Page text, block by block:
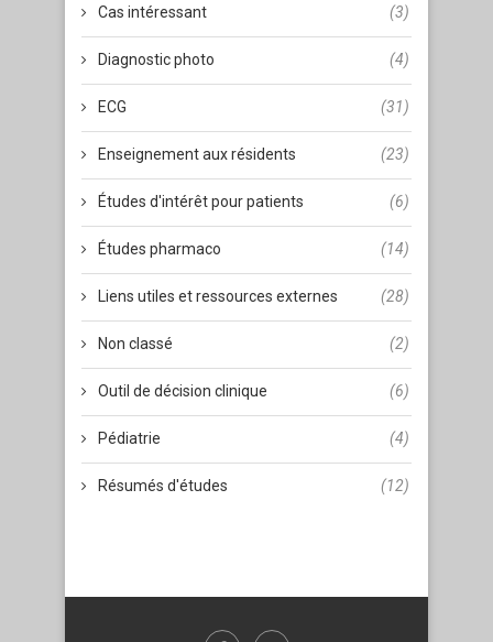
Cas intéressant (3)
Diagnostic photo (4)
ECG (31)
Enseignement aux résidents (23)
Études d'intérêt pour patients (6)
Études pharmaco (14)
Liens utiles et ressources externes (28)
Non classé (2)
Outil de décision clinique (6)
Pédiatrie (4)
Résumés d'études (12)